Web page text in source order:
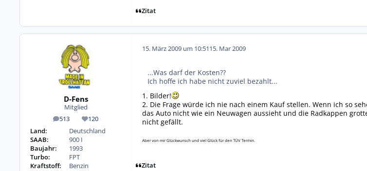
Zitat
D-Fens
Mitglied
513
Beiträge 120
Reputation
Land:
Deutschland
SAAB:
900 I
Baujahr:
1993
Turbo:
FPT
Kraftstoff:
Benzin
15. März 2009 um 10:5115. Mar 2009
...Was darf der Kosten??
Ich hoffe ich habe nicht zuviel bezahlt...
1. Bilder!
2. Die Frage würde ich nie nach einem Kauf stellen. Wenn ich so
das Auto nicht wie ein Neuwagen aussieht und die Radkappen
nicht gefällt.
Aber von mir Glückwunsch und viel Glück für den TÜV Termin.
Zitat